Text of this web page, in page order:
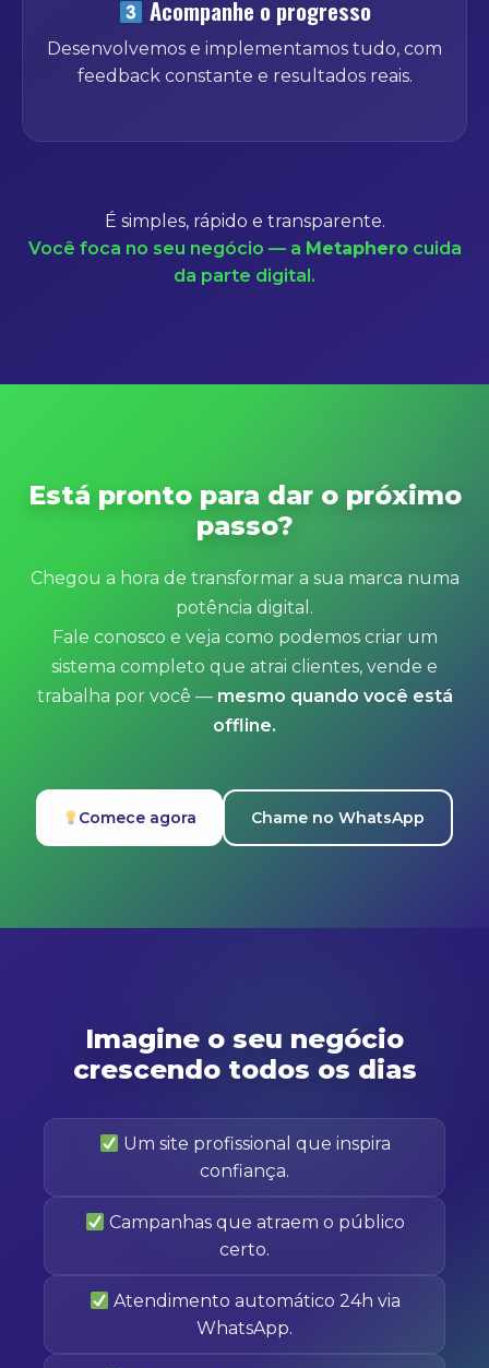
Acompanhe o progresso
Desenvolvemos e implementamos tudo, com
feedback constante e resultados reais.
É simples, rápido e transparente.
Você foca no seu negócio — a Metapherocuida
da parte digital.
Está pronto para dar o próximo
passo?
Chegou a hora de transformar a sua marca numa
potência digital.
Fale conosco e veja como podemos criar um
sistema completo que atrai clientes, vende e
trabalha por você — mesmo quando você está
offline.
Comece agora Chame no WhatsApp
Imagine o seu negócio
crescendo todos os dias
Um site profissional que inspira
confiança.
Campanhas que atraem o público
certo.
Atendimento automático 24h via
WhatsApp.